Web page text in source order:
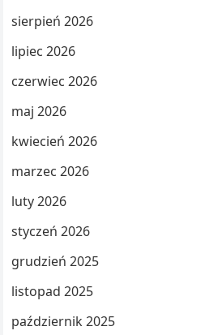
sierpień 2026
lipiec 2026
czerwiec 2026
maj 2026
kwiecień 2026
marzec 2026
luty 2026
styczeń 2026
grudzień 2025
listopad 2025
październik 2025